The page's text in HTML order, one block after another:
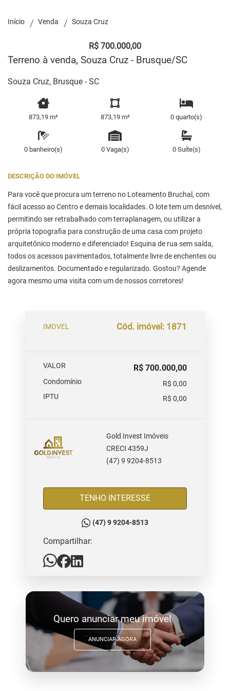
Início Venda Souza Cruz
R$ 700.000,00
Terreno à venda, Souza Cruz - Brusque/SC
Souza Cruz, Brusque - SC
873,19 m² 873,19 m² 0 quarto(s)
0 banheiro(s) 0 Vaga(s) 0 Suíte(s)
DESCRIÇÃO DO IMÓVEL
Para você que procura um terreno no Loteamento Bruchal, com
fácil acesso ao Centro e demais localidades. O lote tem um desnível,
permitindo ser retrabalhado com terraplanagem, ou utilizar a
própria topografia para construção de uma casa com projeto
arquitetônico moderno e diferenciado! Esquina de rua sem saída,
todos os acessos pavimentados, totalmente livre de enchentes ou
deslizamentos. Documentado e regularizado. Gostou? Agende
agora mesmo uma visita com um de nossos corretores!
IMOVEL Cód. imóvel: 1871
VALOR R$ 700.000,00
Condomínio
R$ 0,00
IPTU
R$ 0,00
Gold Invest Imóveis
CRECI 4359J
(47) 9 9204-8513
TENHO INTERESSE
(47) 9 9204-8513
Compartilhar:
Quero anunciar meu imóvel
ANUNCIAR AGORA